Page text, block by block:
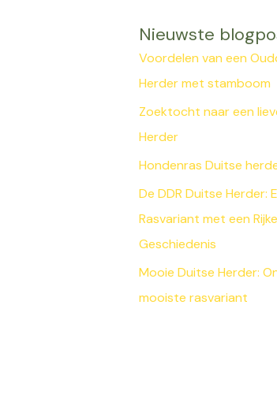
Nieuwste
Voordelen van een
Herder met stamboom
Zoektocht naar een
Herder
Hondenras Duitse
De DDR Duitse Herder:
Rasvariant met een Rijke
Geschiedenis
Mooie Duitse Herder:
mooiste rasvariant